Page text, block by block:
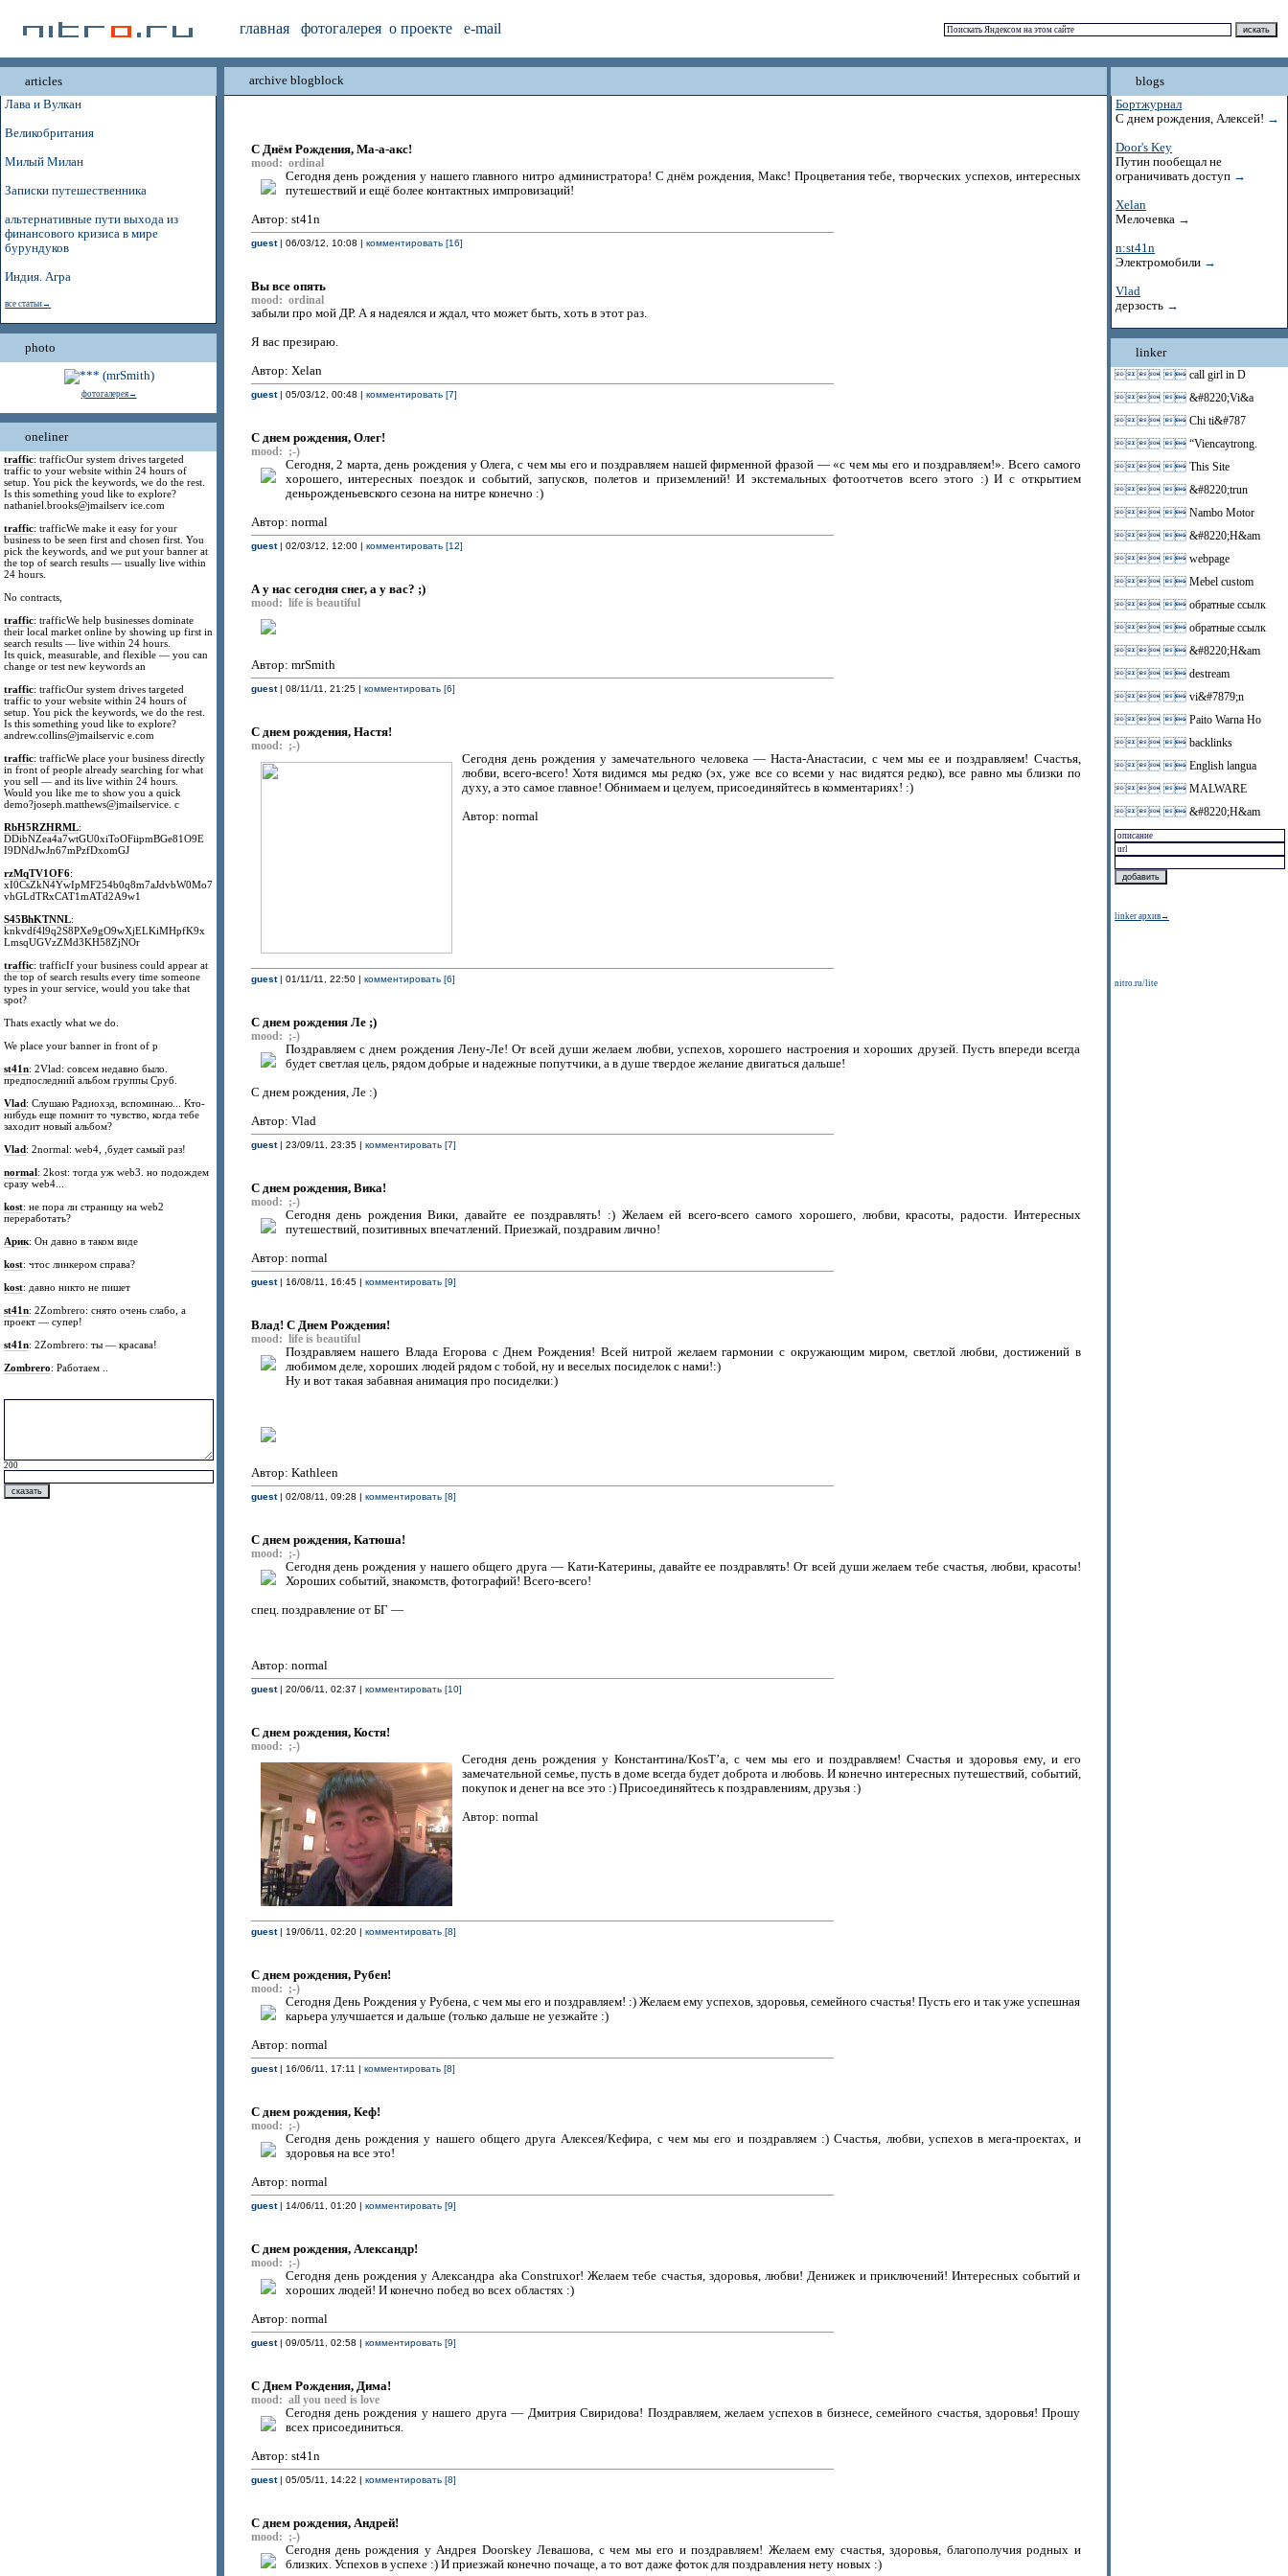
главная фотогалерея о проекте e-mail
articles
Лава и Вулкан
Великобритания
Милый Милан
Записки путешественника
альтернативные пути выхода из
финансового кризиса в мире
бурундуков
Индия. Агра
все статьи→
photo
фотогалерея→
oneliner
traffic: trafficOur system drives targeted
traffic to your website within 24 hours of
setup. You pick the keywords, we do the rest.
Is this something youd like to explore?
nathaniel.brooks@jmailserv ice.com
traffic: trafficWe make it easy for your
business to be seen first and chosen first. You
pick the keywords, and we put your banner at
the top of search results — usually live within
24 hours.
No contracts,
traffic: trafficWe help businesses dominate
their local market online by showing up first in
search results — live within 24 hours.
Its quick, measurable, and flexible — you can
change or test new keywords an
traffic: trafficOur system drives targeted
traffic to your website within 24 hours of
setup. You pick the keywords, we do the rest.
Is this something youd like to explore?
andrew.collins@jmailservic e.com
traffic: trafficWe place your business directly
in front of people already searching for what
you sell — and its live within 24 hours.
Would you like me to show you a quick
demo?joseph.matthews@jmailservice. c
RbH5RZHRML:
DDibNZea4a7wtGU0xiToOFiipmBGe81O9E
I9DNdJwJn67mPzfDxomGJ
rzMqTV1OF6:
xI0CsZkN4YwIpMF254b0q8m7aJdvbW0Mo7
vhGLdTRxCAT1mATd2A9w1
S45BhKTNNL:
knkvdf4l9q2S8PXe9gO9wXjELKiMHpfK9x
LmsqUGVzZMd3KH58ZjNOr
traffic: trafficIf your business could appear at
the top of search results every time someone
types in your service, would you take that
spot?
Thats exactly what we do.
We place your banner in front of p
st41n: 2Vlad: совсем недавно было.
предпоследний альбом группы Сруб.
Vlad: Слушаю Радиохэд, вспоминаю... Кто-
нибудь еще помнит то чувство, когда тебе
заходит новый альбом?
Vlad: 2normal: web4, ,будет самый раз!
normal: 2kost: тогда уж web3. но подождем
сразу web4...
kost: не пора ли страницу на web2
переработать?
Арик: Он давно в таком виде
kost: чтос линкером справа?
kost: давно никто не пишет
st41n: 2Zombrero: снято очень слабо, а
проект — супер!
st41n: 2Zombrero: ты — красава!
Zombrero: Работаем ..
200
archive blogblock
C Днём Рождения, Ма-а-акс!
mood: ordinal
Сегодня день рождения у нашего главного нитро администратора! С днём рождения, Макс! Процветания тебе, творческих успехов, интересных
путешествий и ещё более контактных импровизаций!
Автор: st41n
guest| 06/03/12, 10:08 | комментировать [16]
Вы все опять
mood: ordinal
забыли про мой ДР. А я надеялся и ждал, что может быть, хоть в этот раз.
Я вас презираю.
Автор: Xelan
guest| 05/03/12, 00:48 | комментировать [7]
С днем рождения, Олег!
mood: ;-)
Сегодня, 2 марта, день рождения у Олега, с чем мы его и поздравляем нашей фирменной фразой — «с чем мы его и поздравляем!». Всего самого
хорошего, интересных поездок и событий, запусков, полетов и приземлений! И экстемальных фотоотчетов всего этого :) И с открытием
деньрожденьевского сезона на нитре конечно :)
Автор: normal
guest| 02/03/12, 12:00 | комментировать [12]
А у нас сегодня снег, а у вас? ;)
mood: life is beautiful
Автор: mrSmith
guest| 08/11/11, 21:25 | комментировать [6]
С днем рождения, Настя!
mood: ;-)
Сегодня день рождения у замечательного человека — Наста-Анастасии, с чем мы ее и поздравляем! Счастья,
любви, всего-всего! Хотя видимся мы редко (эх, уже все со всеми у нас видятся редко), все равно мы близки по
духу, а это самое главное! Обнимаем и целуем, присоединяйтесь в комментариях! :)
Автор: normal
guest| 01/11/11, 22:50 | комментировать [6]
С днем рождения Ле ;)
mood: ;-)
Поздравляем с днем рождения Лену-Ле! От всей души желаем любви, успехов, хорошего настроения и хороших друзей. Пусть впереди всегда
будет светлая цель, рядом добрые и надежные попутчики, а в душе твердое желание двигаться дальше!
С днем рождения, Ле :)
Автор: Vlad
guest| 23/09/11, 23:35 | комментировать [7]
C днем рождения, Вика!
mood: ;-)
Сегодня день рождения Вики, давайте ее поздравлять! :) Желаем ей всего-всего самого хорошего, любви, красоты, радости. Интересных
путешествий, позитивных впечатлений. Приезжай, поздравим лично!
Автор: normal
guest| 16/08/11, 16:45 | комментировать [9]
Влад! С Днем Рождения!
mood: life is beautiful
Поздравляем нашего Влада Егорова с Днем Рождения! Всей нитрой желаем гармонии с окружающим миром, светлой любви, достижений в
любимом деле, хороших людей рядом с тобой, ну и веселых посиделок с нами!:)
Ну и вот такая забавная анимация про посиделки:)
Автор: Kathleen
guest| 02/08/11, 09:28 | комментировать [8]
С днем рождения, Катюша!
mood: ;-)
Сегодня день рождения у нашего общего друга — Кати-Катерины, давайте ее поздравлять! От всей души желаем тебе счастья, любви, красоты!
Хороших событий, знакомств, фотографий! Всего-всего!
спец. поздравление от БГ —
Автор: normal
guest| 20/06/11, 02:37 | комментировать [10]
С днем рождения, Костя!
mood: ;-)
Сегодня день рождения у Константина/KosT’а, с чем мы его и поздравляем! Счастья и здоровья ему, и его
замечательной семье, пусть в доме всегда будет доброта и любовь. И конечно интересных путешествий, событий,
покупок и денег на все это :) Присоединяйтесь к поздравлениям, друзья :)
Автор: normal
guest| 19/06/11, 02:20 | комментировать [8]
C днем рождения, Рубен!
mood: ;-)
Сегодня День Рождения у Рубена, с чем мы его и поздравляем! :) Желаем ему успехов, здоровья, семейного счастья! Пусть его и так уже успешная
карьера улучшается и дальше (только дальше не уезжайте :)
Автор: normal
guest| 16/06/11, 17:11 | комментировать [8]
C днем рождения, Кеф!
mood: ;-)
Сегодня день рождения у нашего общего друга Алексея/Кефира, с чем мы его и поздравляем :) Счастья, любви, успехов в мега-проектах, и
здоровья на все это!
Автор: normal
guest| 14/06/11, 01:20 | комментировать [9]
С днем рождения, Александр!
mood: ;-)
Сегодня день рождения у Александра aka Construxor! Желаем тебе счастья, здоровья, любви! Денижек и приключений! Интересных событий и
хороших людей! И конечно побед во всех областях :)
Автор: normal
guest| 09/05/11, 02:58 | комментировать [9]
C Днем Рождения, Дима!
mood: all you need is love
Сегодня день рождения у нашего друга — Дмитрия Свиридова! Поздравляем, желаем успехов в бизнесе, семейного счастья, здоровья! Прошу
всех присоединиться.
Автор: st41n
guest| 05/05/11, 14:22 | комментировать [8]
C днем рождения, Андрей!
mood: ;-)
Сегодня день рождения у Андрея Doorskey Левашова, с чем мы его и поздравляем! Желаем ему счастья, здоровья, благополучия родных и
близких. Успехов в успехе :) И приезжай конечно почаще, а то вот даже фоток для поздравления нету новых :)
blogs
Бортжурнал
С днем рождения, Алексей! →
Door's Key
Путин пообещал не
ограничивать доступ →
Xelan
Мелочевка →
n:st41n
Электромобили →
Vlad
дерзость →
linker
  call girl in D
  &#8220;Vi&a
  Chi ti&#787
  “Viencaytrong.
  This Site
  &#8220;trun
  Nambo Motor
  &#8220;H&am
  webpage
  Mebel custom
  обратные ссылк
  обратные ссылк
  &#8220;H&am
  destream
  vi&#7879;n
  Paito Warna Ho
  backlinks
  English langua
  MALWARE
  &#8220;H&am
linker архив→
nitro.ru/lite